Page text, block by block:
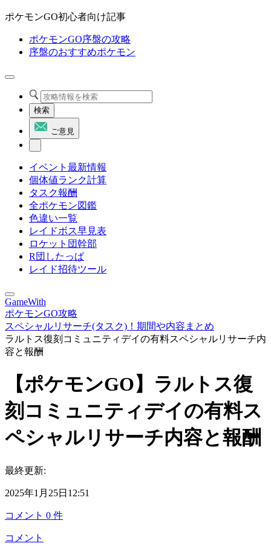
ポケモンGO初心者向け記事
ポケモンGO序盤の攻略
序盤のおすすめポケモン
検索
ご意見
イベント最新情報
個体値ランク計算
タスク報酬
全ポケモン図鑑
色違い一覧
レイドボス早見表
ロケット団幹部
R団したっぱ
レイド招待ツール
GameWith
ポケモンGO攻略
スペシャルリサーチ(タスク)！期間や内容まとめ
ラルトス復刻コミュニティデイの有料スペシャルリサーチ内
容と報酬
【ポケモンGO】ラルトス復
刻コミュニティデイの有料ス
ペシャルリサーチ内容と報酬
最終更新:
2025年1月25日12:51
コメント 0 件
コメント